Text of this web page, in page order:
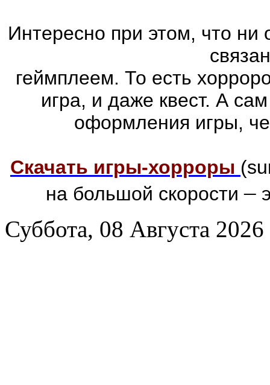
Интересно при этом, что ни
геймплеем. То есть
игра, и даже квест. А
оформления игры,
Скачать игры-хорроры
на большой скорости–
Суббота, 08 Августа 2026